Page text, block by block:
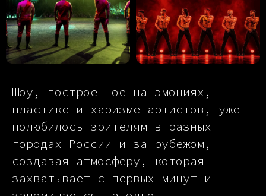
Шоу, построенное на эмоциях,
пластике и харизме артистов, уже
полюбилось зрителям в разных
городах России и за рубежом,
создавая атмосферу, которая
захватывает с первых минут и